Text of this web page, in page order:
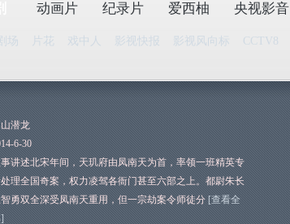
场 片花 戏中人 影视快报 影视风向标 CCTV8
动画片 纪录片 爱西柚 央视影音
潜龙
6-30
讲述北宋年间，天玑府由凤南天为首，率领一班精英专
理全国奇案，权力凌驾各衙门甚至六部之上。都尉朱长
勇双全深受凤南天重用，但一宗劫案令师徒分 [查看全